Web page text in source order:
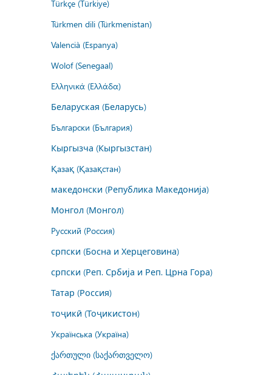
Türkçe (Türkiye)
Türkmen dili (Türkmenistan)
Valencià (Espanya)
Wolof (Senegaal)
Ελληνικά (Ελλάδα)
Беларуская (Беларусь)
Български (България)
Кыргызча (Кыргызстан)
Қазақ (Қазақстан)
македонски (Република Македонија)
Монгол (Монгол)
Русский (Россия)
српски (Босна и Херцеговина)
српски (Реп. Србија и Реп. Црна Гора)
Татар (Россия)
тоҷикӣ (Тоҷикистон)
Українська (Україна)
ქართული (საქართველო)